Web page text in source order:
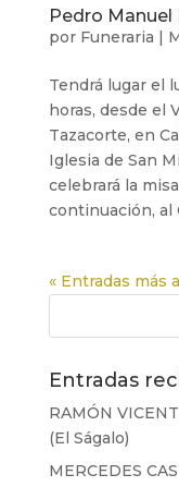
Pedro Manuel
por Funeraria |
Tendrá lugar el
horas, desde el
Tazacorte, en
Iglesia de San
celebrará la
continuación, al
« Entradas más
Entradas
RAMÓN
(El Ságalo)
MERCEDES